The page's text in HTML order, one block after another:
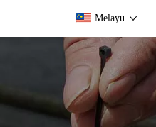
Melayu